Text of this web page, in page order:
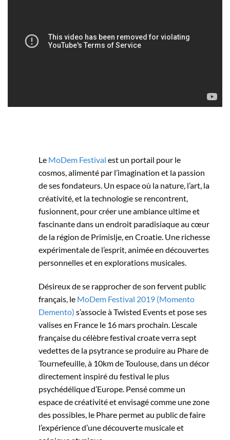
Le MoDem Festival est un portail pour le
cosmos, alimenté par l’imagination et la passion
de ses fondateurs. Un espace où la nature, l’art, la
créativité, et la technologie se rencontrent,
fusionnent, pour créer une ambiance ultime et
fascinante dans un endroit paradisiaque au cœur
de la région de Primislje, en Croatie. Une richesse
expérimentale de l’esprit, animée en découvertes
personnelles et en explorations musicales.
Désireux de se rapprocher de son fervent public
français, le MoDem Festival 2019 (Momento
Demento) s’associe à Twisted Events et pose ses
valises en France le 16 mars prochain. L’escale
française du célèbre festival croate verra sept
vedettes de la psytrance se produire au Phare de
Tournefeuille, à 10km de Toulouse, dans un décor
directement inspiré du festival le plus
psychédélique d’Europe. Pensé comme un
espace de créativité et envisagé comme une zone
des possibles, le Phare permet au public de faire
l’expérience d’une découverte musicale et